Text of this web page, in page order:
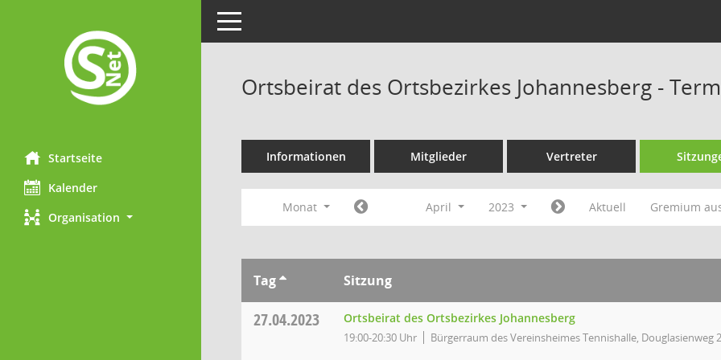
Startseite
Kalender
Organisation
Toggle navigation
Ortsbeirat des Ortsbezirkes Johannesberg -
Informationen Mitglieder Vertreter
Monat April 2023 Aktuell Gremium
Tag Sitzung
27.04.2023 Ortsbeirat des Ortsbezirkes Johannesberg
19:00-20:30 Uhr Bürgerraum des Vereinsheimes Tennishalle, Douglasienweg